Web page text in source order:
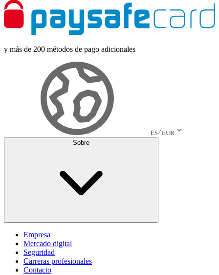
y más de 200 métodos de pago adicionales
ES EUR
Sobre
Empresa
Mercado digital
Seguridad
Carreras profesionales
Contacto